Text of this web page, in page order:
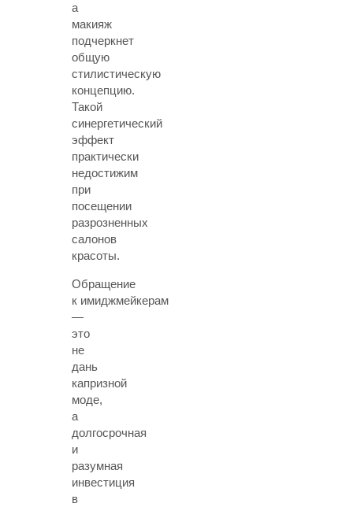
а
макияж
подчеркнет
общую
стилистическую
концепцию.
Такой
синергетический
эффект
практически
недостижим
при
посещении
разрозненных
салонов
красоты.
Обращение
к имиджмейкерам
—
это
не
дань
капризной
моде,
а
долгосрочная
и
разумная
инвестиция
в